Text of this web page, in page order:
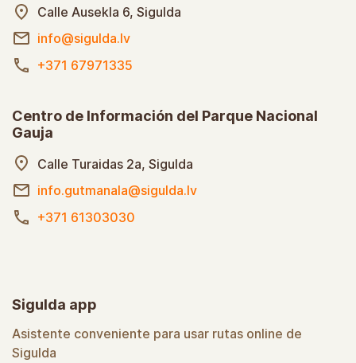
Calle Ausekla 6, Sigulda
info@sigulda.lv
+371 67971335
Centro de Información del Parque Nacional
Gauja
Calle Turaidas 2a, Sigulda
info.gutmanala@sigulda.lv
+371 61303030
Sigulda app
Asistente conveniente para usar rutas online de
Sigulda